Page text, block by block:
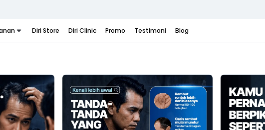
Diri Store Diri Clinic Promo Testimoni Blog